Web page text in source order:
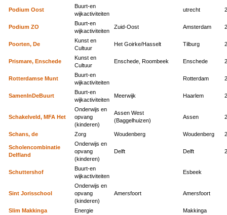
Podium Oost
Buurt-en
wijkactiviteiten
utrecht
Podium ZO
Buurt-en
wijkactiviteiten
Zuid-Oost Amsterdam
Poorten, De
Kunst en
Cultuur
Het Goirke/Hasselt Tilburg
Prismare, Enschede
Kunst en
Cultuur
Enschede, Roombeek Enschede
Rotterdamse Munt
Buurt-en
wijkactiviteiten
Rotterdam
SamenInDeBuurt
Buurt-en
wijkactiviteiten
Meerwijk Haarlem
Schakelveld, MFA Het
Onderwijs en
opvang
(kinderen)
Assen West
(Baggelhuizen)
Assen
Schans, de Zorg Woudenberg Woudenberg
Scholencombinatie
Delfland
Onderwijs en
opvang
(kinderen)
Delft Delft
Schuttershof
Buurt-en
wijkactiviteiten
Esbeek
Sint Jorisschool
Onderwijs en
opvang
(kinderen)
Amersfoort Amersfoort
Slim Makkinga Energie
Makkinga